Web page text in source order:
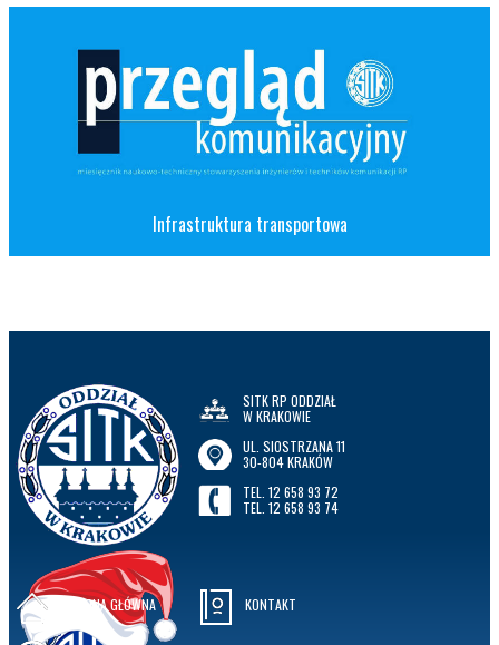
Infrastruktura transportowa
SITK RP ODDZIAŁ
W KRAKOWIE
UL. SIOSTRZANA 11
30-804 KRAKÓW
TEL. 12 658 93 72
TEL. 12 658 93 74
STRONA GŁÓWNA KONTAKT